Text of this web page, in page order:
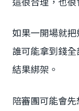
如果一開場就
誰可能拿到錢
結果綁架。
陪審團可能會